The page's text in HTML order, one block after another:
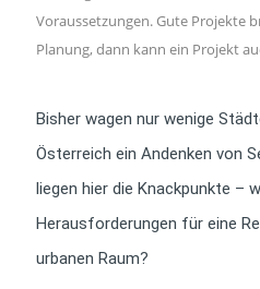
Voraussetzungen. Gute Projekte
Planung, dann kann ein Projekt
Bisher wagen nur wenige
Österreich ein Andenken von
liegen hier die Knackpunkte –
Herausforderungen für eine
urbanen Raum?